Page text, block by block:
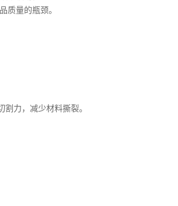
质量的瓶颈。
力，减少材料撕裂。